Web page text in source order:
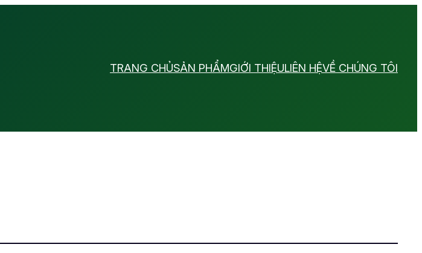
TRANG CHỦSẢN PHẨMGIỚI THIỆULIÊN HỆVỀ CHÚNG TÔI